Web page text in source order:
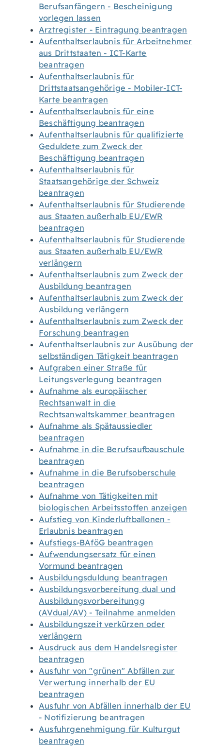
Berufsanfängern - Bescheinigung
vorlegen lassen
Arztregister - Eintragung beantragen
Aufenthaltserlaubnis für Arbeitnehmer
aus Drittstaaten - ICT-Karte
beantragen
Aufenthaltserlaubnis für
Drittstaatsangehörige - Mobiler-ICT-
Karte beantragen
Aufenthaltserlaubnis für eine
Beschäftigung beantragen
Aufenthaltserlaubnis für qualifizierte
Geduldete zum Zweck der
Beschäftigung beantragen
Aufenthaltserlaubnis für
Staatsangehörige der Schweiz
beantragen
Aufenthaltserlaubnis für Studierende
aus Staaten außerhalb EU/EWR
beantragen
Aufenthaltserlaubnis für Studierende
aus Staaten außerhalb EU/EWR
verlängern
Aufenthaltserlaubnis zum Zweck der
Ausbildung beantragen
Aufenthaltserlaubnis zum Zweck der
Ausbildung verlängern
Aufenthaltserlaubnis zum Zweck der
Forschung beantragen
Aufenthaltserlaubnis zur Ausübung der
selbständigen Tätigkeit beantragen
Aufgraben einer Straße für
Leitungsverlegung beantragen
Aufnahme als europäischer
Rechtsanwalt in die
Rechtsanwaltskammer beantragen
Aufnahme als Spätaussiedler
beantragen
Aufnahme in die Berufsaufbauschule
beantragen
Aufnahme in die Berufsoberschule
beantragen
Aufnahme von Tätigkeiten mit
biologischen Arbeitsstoffen anzeigen
Aufstieg von Kinderluftballonen -
Erlaubnis beantragen
Aufstiegs-BAföG beantragen
Aufwendungsersatz für einen
Vormund beantragen
Ausbildungsduldung beantragen
Ausbildungsvorbereitung dual und
Ausbildungsvorbereitungg
(AVdual/AV) - Teilnahme anmelden
Ausbildungszeit verkürzen oder
verlängern
Ausdruck aus dem Handelsregister
beantragen
Ausfuhr von "grünen" Abfällen zur
Verwertung innerhalb der EU
beantragen
Ausfuhr von Abfällen innerhalb der EU
- Notifizierung beantragen
Ausfuhrgenehmigung für Kulturgut
beantragen